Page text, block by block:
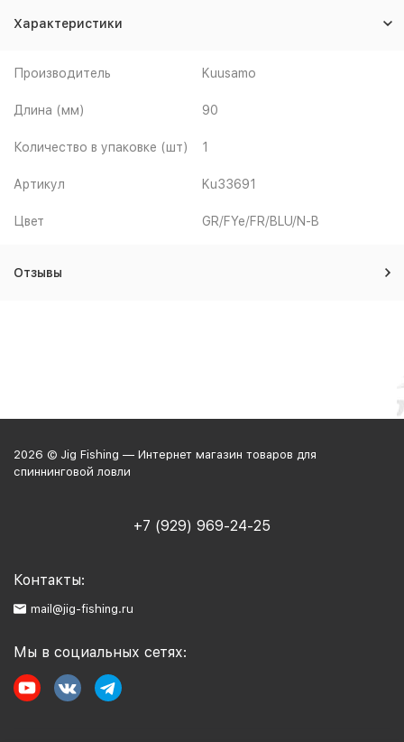
Характеристики
Производитель Kuusamo
Длина (мм) 90
Количество в упаковке (шт) 1
Артикул Ku33691
Цвет GR/FYe/FR/BLU/N-B
Отзывы
2026 © Jig Fishing — Интернет магазин товаров для
спиннинговой ловли
+7 (929) 969-24-25
Контакты:
mail@jig-fishing.ru
Мы в социальных сетях: